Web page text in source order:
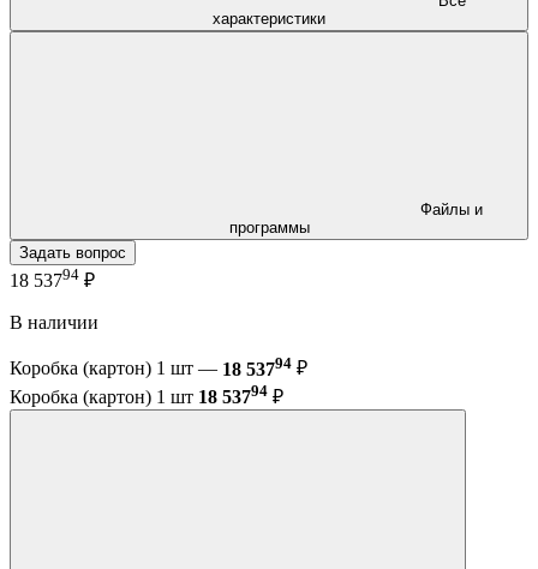
характеристики
программы
Задать вопрос
18 53794 ₽
В наличии
Коробка (картон) 1 шт — 18 53794 ₽
Коробка (картон) 1 шт 18 53794 ₽